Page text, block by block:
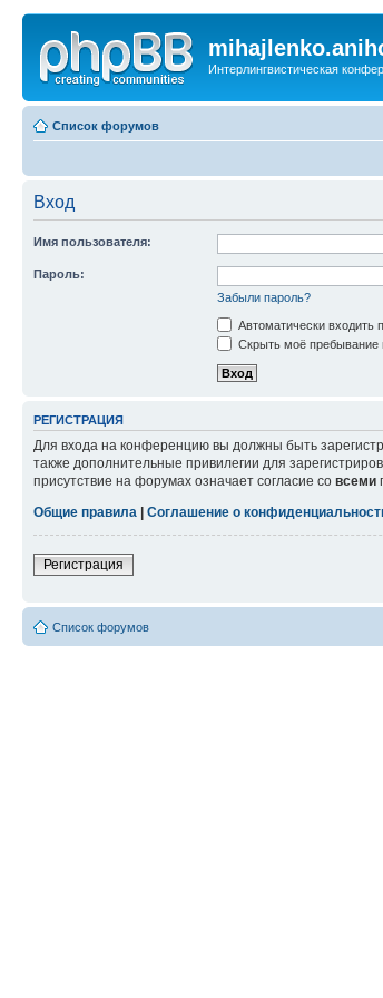
Интерлингвистическая
Список форумов
Вход
Имя пользователя:
Пароль:
Забыли пароль?
Автоматически входить
Скрыть моё пребывание
РЕГИСТРАЦИЯ
Для входа на конференцию вы должны быть
также дополнительные привилегии для
присутствие на форумах означает согласие со всеми
Общие правила
Соглашение о
Регистрация
Список форумов